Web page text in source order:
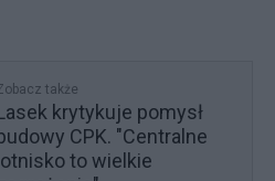
także
krytykuje pomysł
budowy CPK. "Centralne
lotnisko to wielkie